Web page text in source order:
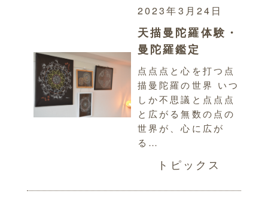
2023年3月24日
天描曼陀羅体験・
曼陀羅鑑定
点点点と心を打つ点
描曼陀羅の世界 いつ
しか不思議と点点点
と広がる無数の点の
世界が、心に広が
る…
トピックス